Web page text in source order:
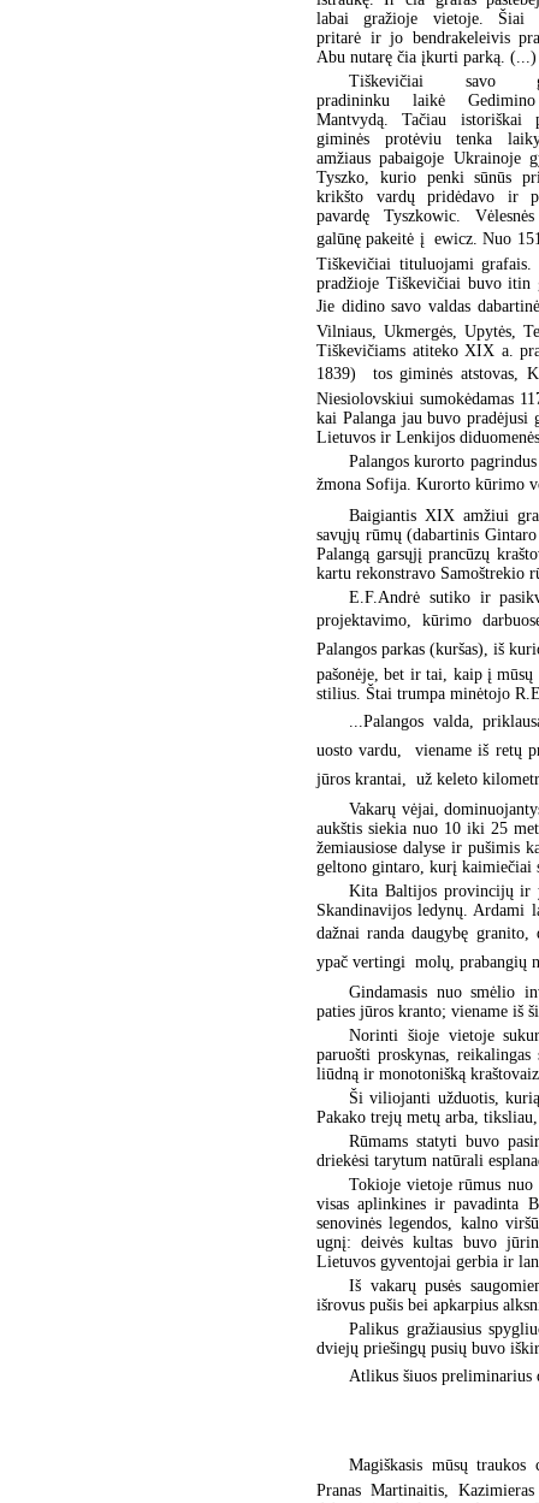
labai gražioje vietoje. Šiai
pritarė ir jo bendrakeleivis
Abu nutarę čia įkurti parką. (...)
Tiškevičiai savo
pradininku laikė
Mantvydą. Tačiau istoriškai
giminės protėviu tenka
amžiaus pabaigoje Ukrainoje
Tyszko, kurio penki sūnūs
krikšto vardų pridėdavo ir
pavardę Tyszkowic.
galūnę pakeitė į  ewicz. Nuo
Tiškevičiai tituluojami
pradžioje Tiškevičiai buvo itin
Jie didino savo valdas
Vilniaus, Ukmergės, Upytės,
Tiškevičiams atiteko XIX a.
1839)  tos giminės atstovas,
Niesiolovskiui sumokėdamas
kai Palanga jau buvo pradėjusi
Lietuvos ir Lenkijos
Palangos kurorto
žmona Sofija. Kurorto kūrimo
Baigiantis XIX amžiui
savųjų rūmų (dabartinis
Palangą garsųjį prancūzų
kartu rekonstravo Samoštrekio
E.F.Andrė sutiko ir
projektavimo, kūrimo
Palangos parkas (kuršas), iš
pašonėje, bet ir tai, kaip į
stilius. Štai trumpa minėtojo
...Palangos valda,
uosto vardu,  viename iš retų
jūros krantai,  už keleto
Vakarų vėjai,
aukštis siekia nuo 10 iki 25
žemiausiose dalyse ir pušimis
geltono gintaro, kurį kaimiečiai
Kita Baltijos provincijų ir
Skandinavijos ledynų. Ardami
dažnai randa daugybę
ypač vertingi  molų, prabangių
Gindamasis nuo smėlio
paties jūros kranto; viename iš
Norinti šioje vietoje
paruošti proskynas,
liūdną ir monotonišką
Ši viliojanti užduotis,
Pakako trejų metų arba,
Rūmams statyti buvo
driekėsi tarytum natūrali
Tokioje vietoje rūmus nuo
visas aplinkines ir pavadinta
senovinės legendos, kalno
ugnį: deivės kultas buvo
Lietuvos gyventojai gerbia ir
Iš vakarų pusės
išrovus pušis bei apkarpius
Palikus gražiausius
dviejų priešingų pusių buvo
Atlikus šiuos preliminarius
Magiškasis mūsų
Pranas Martinaitis,